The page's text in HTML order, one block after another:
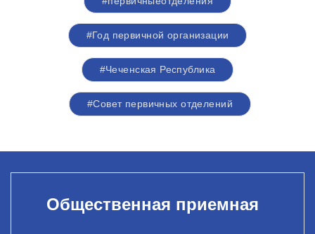
#Год первичной организации
#Чеченская Республика
#Совет первичных отделений
Общественная приемная